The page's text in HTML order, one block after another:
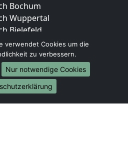
Bochum
Wuppertal
Bielefeld
Bonn
Münster
Brasilien
Brunei Darussalam
verwendet Cookies um die
zu verbessern.
Nur notwendige Cookies